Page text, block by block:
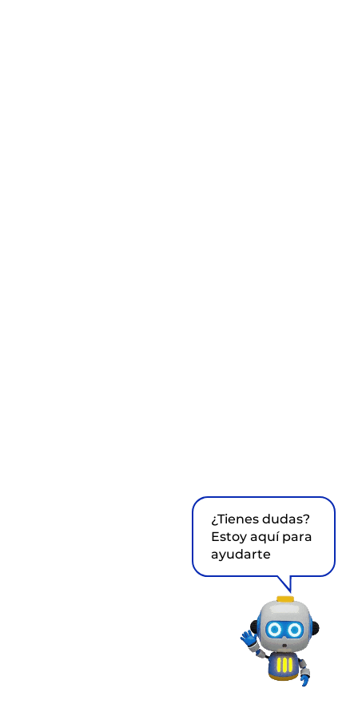
¿Tienes dudas?
Estoy aquí para
ayudarte